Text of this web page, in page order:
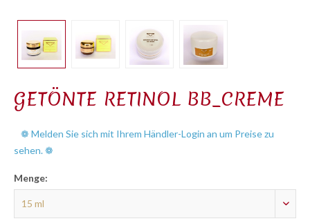
GETÖNTE RETINOL BB_CREME
❁ Melden Sie sich mit Ihrem Händler-Login an um Preise zu
sehen. ❁
Menge: